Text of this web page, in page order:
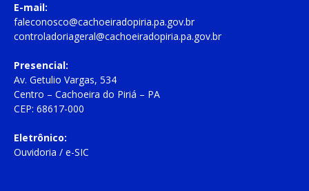
E-mail:
faleconosco@cachoeiradopiria.pa.gov.br
controladoriageral@cachoeiradopiria.pa.gov.br
Presencial:
Av. Getulio Vargas, 534
Centro – Cachoeira do Piriá – PA
CEP: 68617-000
Eletrônico:
Ouvidoria / e-SIC